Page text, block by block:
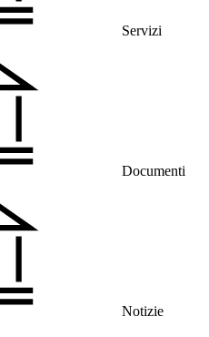
Servizi
Documenti
Notizie